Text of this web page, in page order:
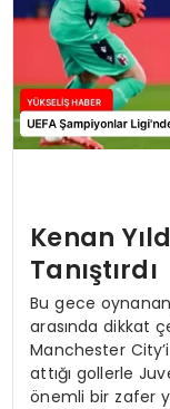
Kenan
Tanıştırdı
Bu gece oynanan
arasında dikkat
Manchester
attığı gollerle
önemli bir zafer